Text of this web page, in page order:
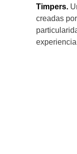
Timpers.
creadas